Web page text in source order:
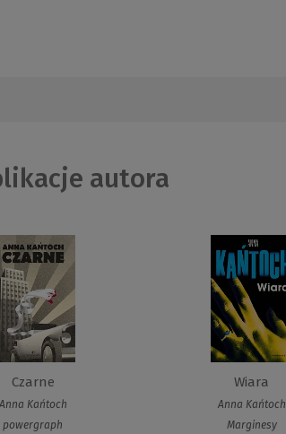
autora
Czarne
Anna Kańtoch
powergraph
Wiara
Anna Kańtoch
Marginesy